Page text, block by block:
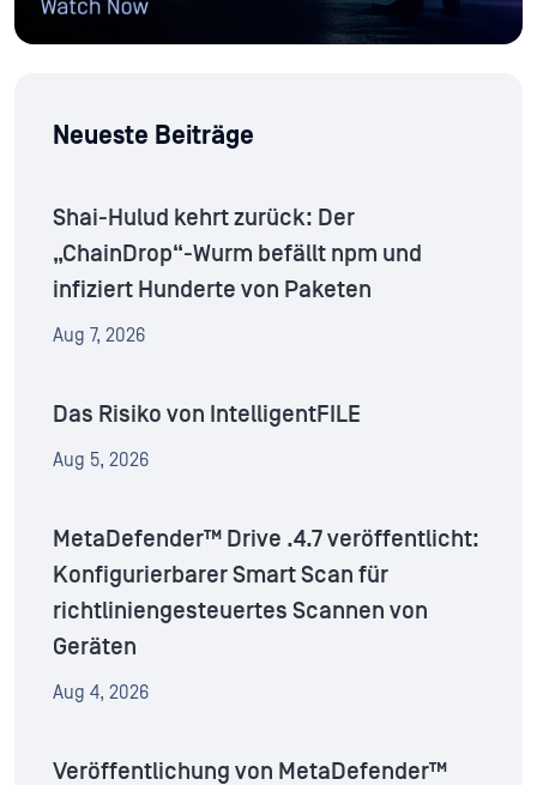
Neueste Beiträge
Shai-Hulud kehrt zurück: Der
„ChainDrop“-Wurm befällt npm und
infiziert Hunderte von Paketen
Aug 7, 2026
Das Risiko von IntelligentFILE
Aug 5, 2026
MetaDefender™ Drive .4.7 veröffentlicht:
Konfigurierbarer Smart Scan für
richtliniengesteuertes Scannen von
Geräten
Aug 4, 2026
Veröffentlichung von MetaDefender™